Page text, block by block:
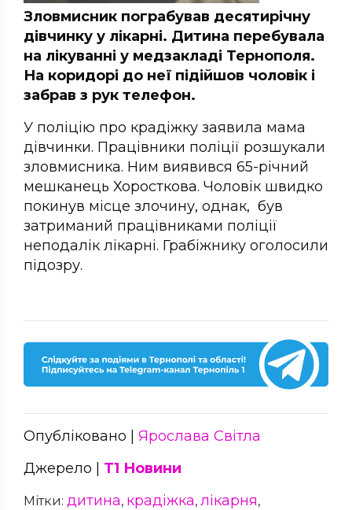
Зловмисник пограбував десятирічну
дівчинку у лікарні. Дитина перебувала
на лікуванні у медзакладі Тернополя.
На коридорі до неї підійшов чоловік і
забрав з рук телефон.
У поліцію про крадіжку заявила мама
дівчинки. Працівники поліції розшукали
зловмисника. Ним виявився 65-річний
мешканець Хоросткова. Чоловік швидко
покинув місце злочину, однак, був
затриманий працівниками поліції
неподалік лікарні. Грабіжнику оголосили
підозру.
Опубліковано | Ярослава Світла
Джерело | Т1 Новини
Мітки: дитина, крадіжка, лікарня,